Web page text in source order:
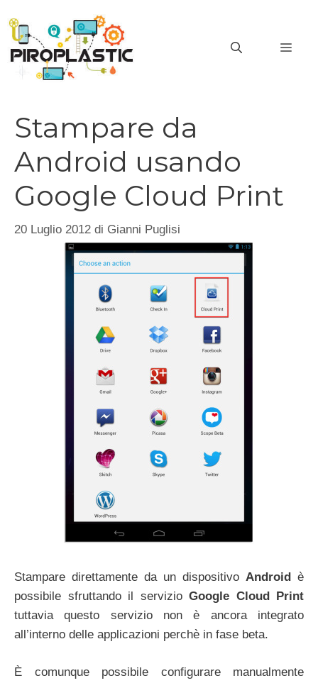
contenuto
Stampare da
Android usando
Google Cloud Print
20 Luglio 2012 di Gianni Puglisi
Stampare direttamente da un dispositivo Android è
possibile sfruttando il servizio Google Cloud Print
tuttavia questo servizio non è ancora integrato
all’interno delle applicazioni perchè in fase beta.
È comunque possibile configurare manualmente